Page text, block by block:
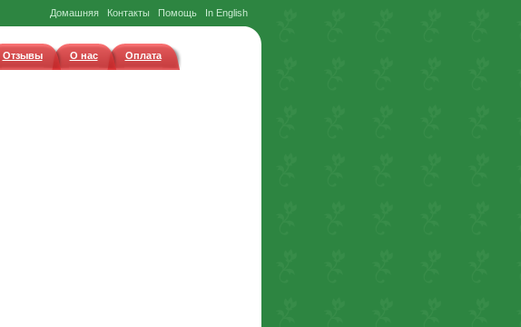
Домашняя Контакты Помощь In English
Отзывы О нас Оплата